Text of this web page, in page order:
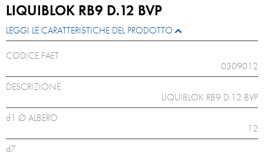
LIQUIBLOK RB9 D.12 BVP
LEGGI LE CARATTERISTICHE DEL PRODOTTO
CODICE FAET
0309012
DESCRIZIONE
LIQUIBLOK RB9 D.12 BVP
d1 Ø ALBERO
12
d7